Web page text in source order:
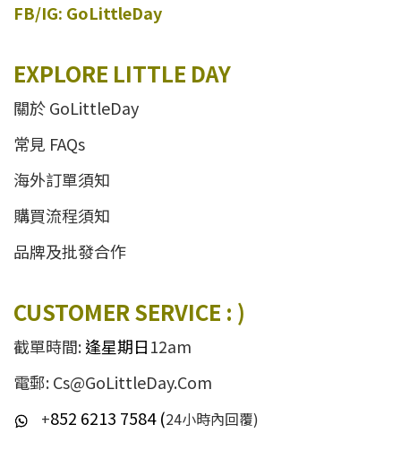
FB/IG: GoLittleDay
EXPLORE LITTLE DAY
關於 GoLittleDay
常見 FAQs
海外訂單須知
購買流程須知
品牌及批發合作
CUSTOMER SERVICE : )
截單時間:逢星期日12am
電郵: Cs@GoLittleDay.Com
+852 6213 7584 (24小時內回覆)